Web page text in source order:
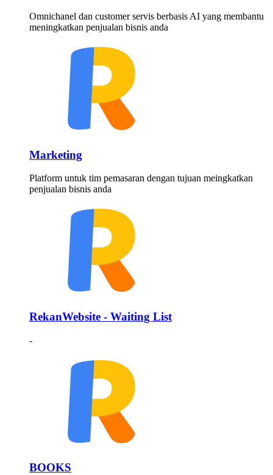
Omnichanel dan customer servis berbasis AI yang membantu
meningkatkan penjualan bisnis anda
Marketing
Platform untuk tim pemasaran dengan tujuan meingkatkan
penjualan bisnis anda
RekanWebsite - Waiting List
-
BOOKS